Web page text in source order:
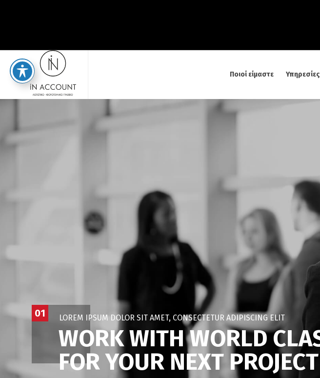
Ποιοί είμαστε Υπηρεσίες
01
WORK WITH WORLD
FOR YOUR NEXT PROJECT
LOREM IPSUM DOLOR SIT AMET, CONSECTETUR ADIPISCING ELIT